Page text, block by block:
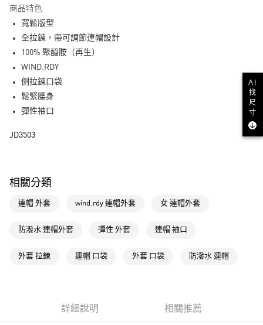
LINE Pay
全家取貨付款
萊爾富取貨付款
每筆NT$80，滿NT$1,500(含以上)免運費
7-11取貨付款
每筆NT$80，滿NT$1,500(含以上)免運費
商品特色
寬鬆版型
全拉鍊，帶可調節連帽設計
100% 聚醯胺（再生）
WIND.RDY
側拉鍊口袋
鬆緊腰身
彈性袖口
JD3503
相關分類
連帽 外套 wind.rdy 連帽外套 女 連帽外套
防潑水 連帽外套 彈性 外套 連帽 袖口
外套 拉鍊 連帽 口袋 外套 口袋 防潑水 連帽
詳細說明 相關推薦
AI
找
尺
寸